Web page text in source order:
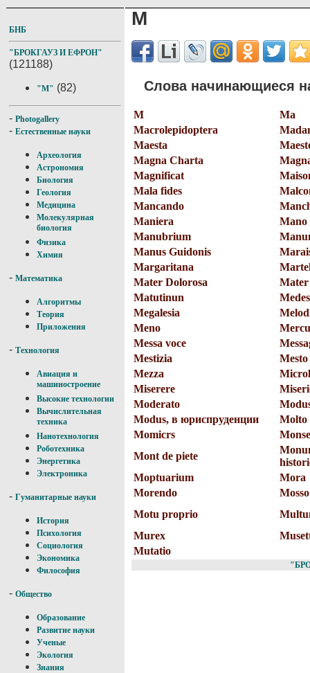
БНБ
"БРОКГАУЗ И ЕФРОН"
(121188)
"M" (82)
- Photogallery
- Естественные науки
Археология
Астрономия
Биология
Геология
Медицина
Молекулярная
биология
Физика
Химия
- Математика
Алгоритмы
Теория
Приложения
- Технология
Авиация и
машиностроение
Высокие технологии
Вычислительная
техника
Нанотехнология
Роботехника
Энергетика
Электроника
- Гуманитарные науки
История
Психология
Социология
Экономика
Философия
- Общество
Образование
Развитие науки
Ученые
Экология
Знания
M
Слова начинающиеся
M
Ma
Macrolеpidoptera
Maesta
Magna Charta
Magnificat
Mala fides
Mancando
Maniera
Mano
Manubrium
Manus Guidonis
Margaritana
Mater Dolorosa
Matutinun
Megalesia
Meno
Messa voce
Mestizia
Mesto
Mezza
Miserere
Moderato
Modus, в юриспруденции
Molto
Momicrs
Mont de piete
Moptuarium
Mora
Morendo
Mosso
Motu proprio
Murex
Mutatio